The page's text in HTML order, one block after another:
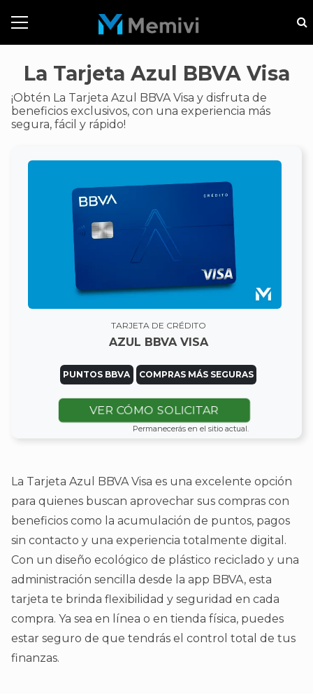
La Tarjeta Azul BBVA Visa
¡Obtén La Tarjeta Azul BBVA Visa y disfruta de
beneficios exclusivos, con una experiencia más
segura, fácil y rápido!
TARJETA DE CRÉDITO
AZUL BBVA VISA
PUNTOS BBVA COMPRAS MÁS SEGURAS
VER CÓMO SOLICITAR
Permanecerás en el sitio actual.
La Tarjeta Azul BBVA Visa es una excelente opción
para quienes buscan aprovechar sus compras con
beneficios como la acumulación de puntos, pagos
sin contacto y una experiencia totalmente digital.
Con un diseño ecológico de plástico reciclado y una
administración sencilla desde la app BBVA, esta
tarjeta te brinda flexibilidad y seguridad en cada
compra. Ya sea en línea o en tienda física, puedes
estar seguro de que tendrás el control total de tus
finanzas.